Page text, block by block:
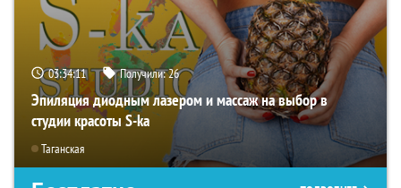
03:34:09 Получили:26
Эпиляция диодным лазером и массаж на выбор в
студии красоты S-ka
Таганская